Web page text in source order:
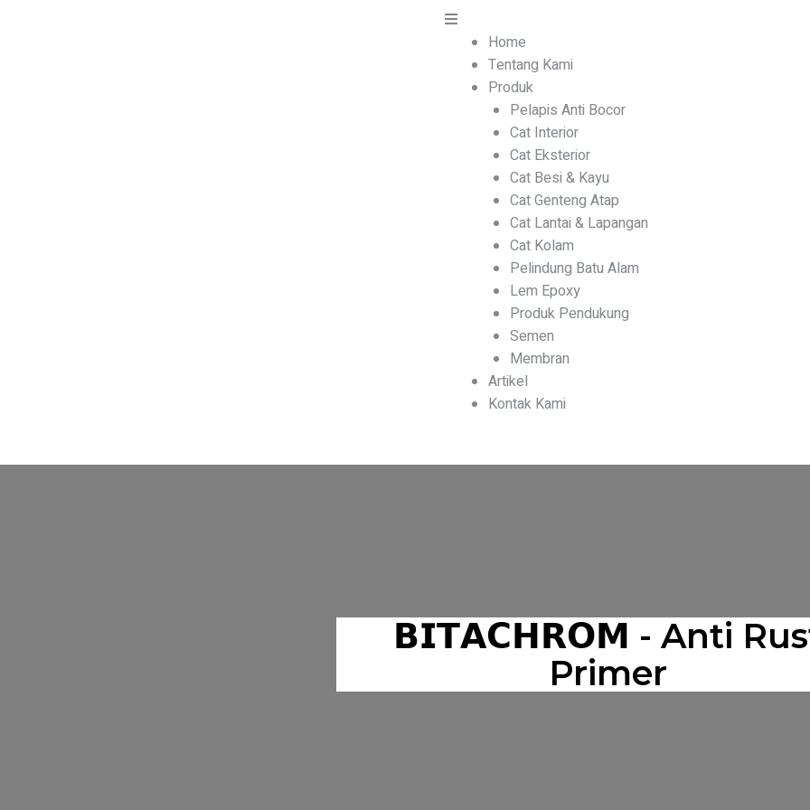
Home
Tentang Kami
Produk
Pelapis Anti Bocor
Cat Interior
Cat Eksterior
Cat Besi & Kayu
Cat Genteng Atap
Cat Lantai & Lapangan
Cat Kolam
Pelindung Batu Alam
Lem Epoxy
Produk Pendukung
Semen
Membran
Artikel
Kontak Kami
𝗕𝗜𝗧𝗔𝗖𝗛𝗥𝗢𝗠 - Anti
Primer